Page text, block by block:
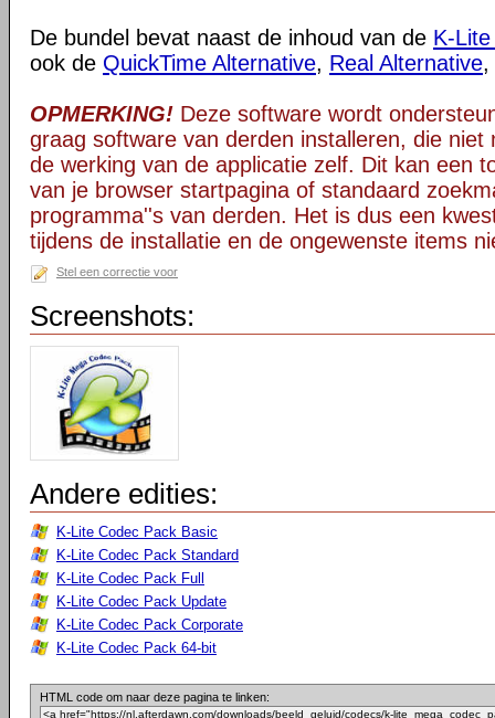
De bundel bevat naast de inhoud van de K-
ook de QuickTime Alternative, Real Alternative,
OPMERKING! Deze software wordt
graag software van derden installeren, die niet
de werking van de applicatie zelf. Dit kan een
van je browser startpagina of standaard
programma''s van derden. Het is dus een
tijdens de installatie en de ongewenste items
Stel een correctie voor
Screenshots:
Andere edities:
K-Lite Codec Pack Basic
K-Lite Codec Pack Standard
K-Lite Codec Pack Full
K-Lite Codec Pack Update
K-Lite Codec Pack Corporate
K-Lite Codec Pack 64-bit
HTML code om naar deze pagina te linken: